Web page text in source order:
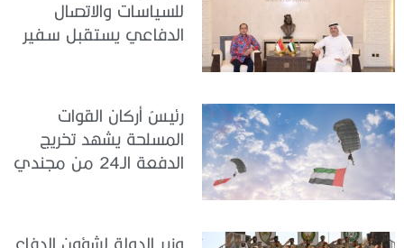
للسياسات والاتصال
الدفاعي يستقبل سفير
رئيسُ أركان القوات
المسلحة يشهد تخريج
الدفعة الـ24 من مجندي
وزير الدولة لشؤون الدفاع